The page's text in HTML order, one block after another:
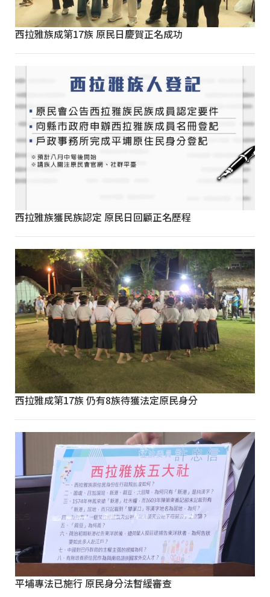
西拉雅族成第17族 原民日慶賀正名成功
西拉雅族獲民族認定 原民日回顧正名歷程
西拉雅成第17族 仍有8族待獲法定原民身分
平埔專法已施行 原民身分法暫緩審查